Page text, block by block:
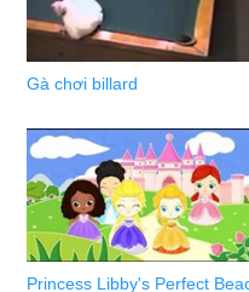
Gà chơi billard
Princess Libby's Perfect